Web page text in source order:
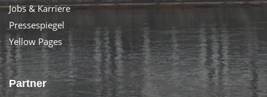
Jobs & Karriere
Pressespiegel
Yellow Pages
Partner